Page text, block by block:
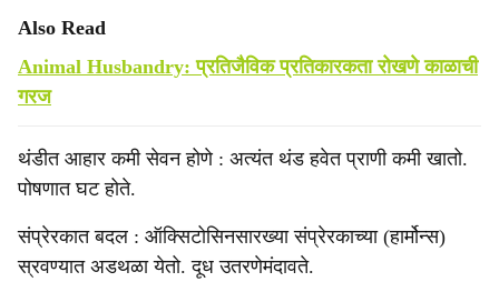
Also Read
Animal Husbandry: प्रतिजैविक प्रतिकारकता रोखणे काळाची
गरज
थंडीत आहार कमी सेवन होणे : अत्यंत थंड हवेत प्राणी कमी खातो.
पोषणात घट होते.
संप्रेरकात बदल : ऑक्सिटोसिनसारख्या संप्रेरकाच्या (हार्मोन्स)
स्रवण्यात अडथळा येतो. दूध उतरणेमंदावते.